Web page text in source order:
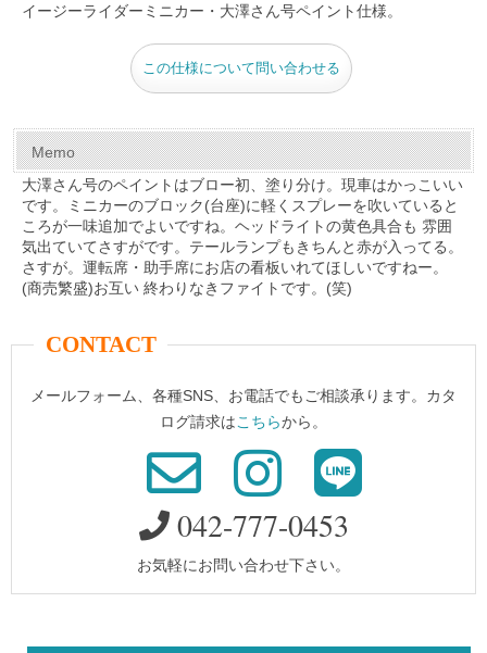
e
k
e
er bl
r
イージーライダーミニカー・大澤さん号ペイント仕様。
この仕様について問い合わせる
Memo
大澤さん号のペイントはブロー初、塗り分け。現車はかっこいい
です。ミニカーのブロック(台座)に軽くスプレーを吹いていると
ころが一味追加でよいですね。ヘッドライトの黄色具合も 雰囲
気出ていてさすがです。テールランプもきちんと赤が入ってる。
さすが。運転席・助手席にお店の看板いれてほしいですねー。
(商売繁盛)お互い 終わりなきファイトです。(笑)
CONTACT
メールフォーム、各種SNS、お電話でもご相談承ります。カタ
ログ請求はこちらから。
042-777-0453
お気軽にお問い合わせ下さい。